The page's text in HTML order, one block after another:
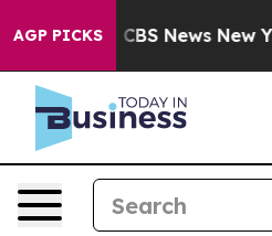
AGP PICKS
was CBS News New York...